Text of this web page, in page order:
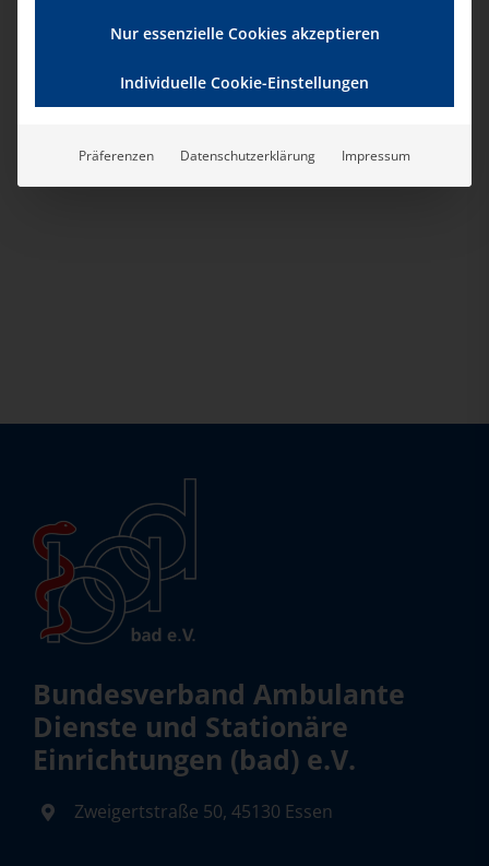
n – bleiben
Bundesverband Ambulante
Dienste und Stationäre
Einrichtungen (bad) e.V.
Zweigertstraße 50, 45130 Essen
Nur essenzielle Cookies akzeptieren
Individuelle Cookie-Einstellungen
Präferenzen Datenschutzerklärung Impressum